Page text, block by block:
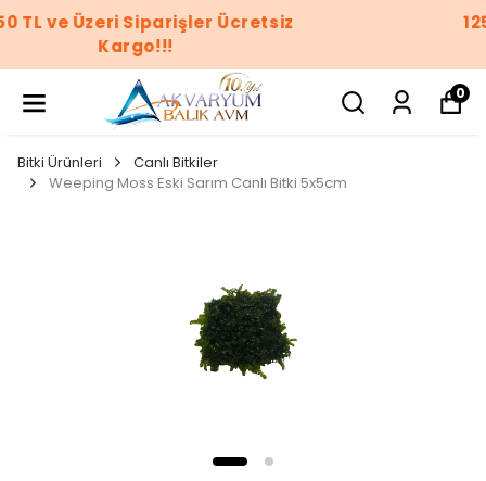
1250 TL ve Üzeri Siparişler Ücretsiz
0
Bitki Ürünleri
Canlı Bitkiler
Weeping Moss Eski Sarım Canlı Bitki 5x5cm